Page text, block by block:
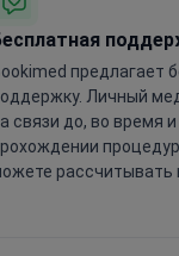
предлагает
Личный
связи до, во время
рассчитывать